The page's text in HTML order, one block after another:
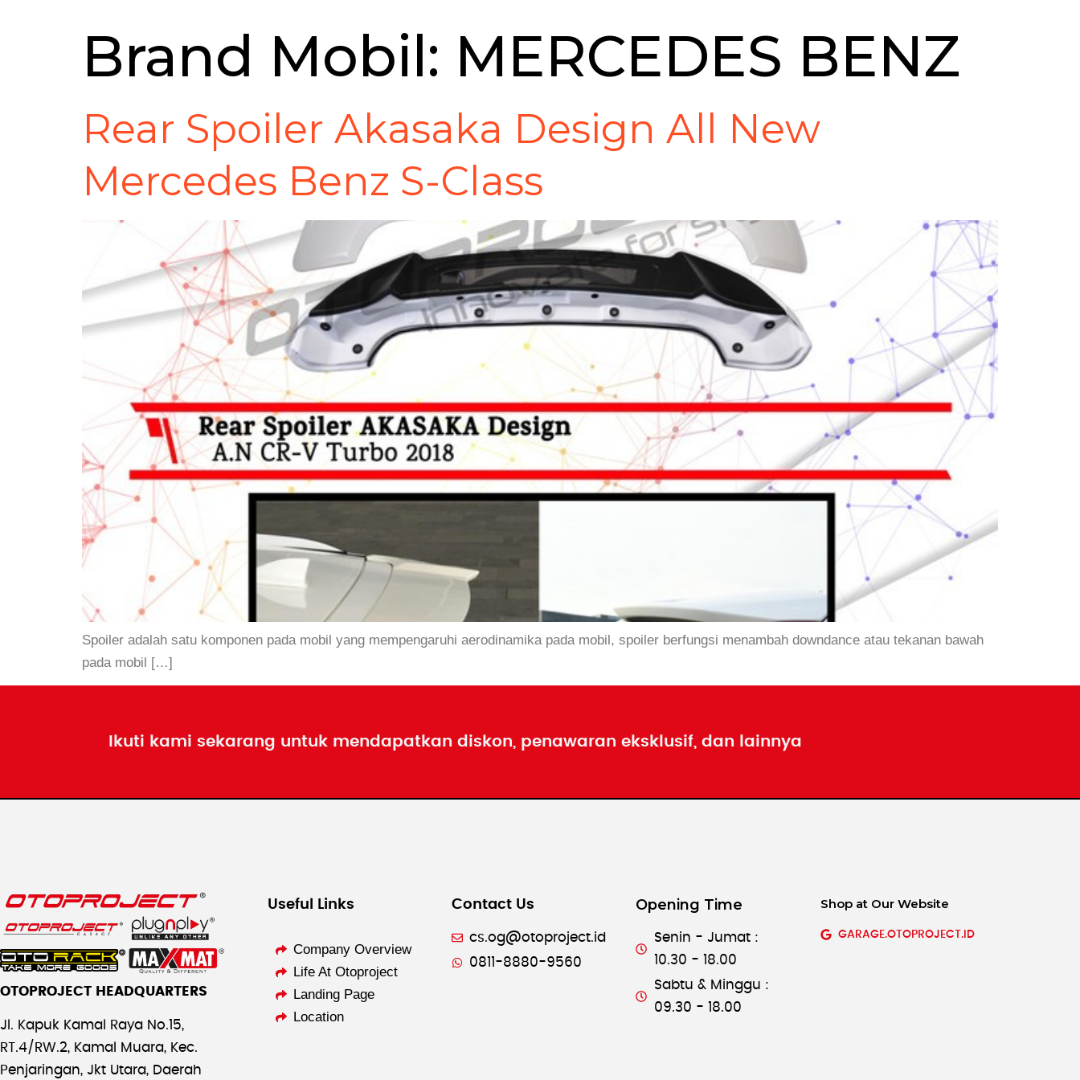
Brand Mobil: MERCEDES BENZ
Rear Spoiler Akasaka Design All New
Mercedes Benz S-Class
Spoiler adalah satu komponen pada mobil yang mempengaruhi aerodinamika pada mobil, spoiler berfungsi menambah downdance atau tekanan bawah
pada mobil […]
Ikuti kami sekarang untuk mendapatkan diskon, penawaran eksklusif, dan lainnya
OTOPROJECT HEADQUARTERS
Jl. Kapuk Kamal Raya No.15,
RT.4/RW.2, Kamal Muara, Kec.
Penjaringan, Jkt Utara, Daerah
Useful Links
Company Overview
Life At Otoproject
Landing Page
Location
Contact Us
cs.og@otoproject.id
0811-8880-9560
Opening Time
Senin - Jumat :
10.30 - 18.00
Sabtu & Minggu :
09.30 - 18.00
Shop at Our Website
GARAGE.OTOPROJECT.ID